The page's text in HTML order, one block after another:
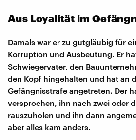
Aus Loyalität im
Damals war er zu gutgläubig für
Korruption und Ausbeutung. Er
Schwiegervater, den
den Kopf hingehalten und hat an
Gefängnisstrafe angetreten. Der
versprochen, ihn nach zwei oder
rauszuholen und ihn dann
aber alles kam anders.